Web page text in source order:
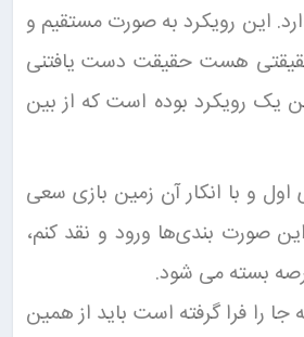
این رویکرد به صورت مستقیم و
حقیقتی هست حقیقت دست یافتنی
یک رویکرد بوده است که از بین
و با انکار آن زمین بازی سعی
صورت بندی‌ها ورود و نقد کنم،
بسته می شود.
را فرا گرفته است باید از همین